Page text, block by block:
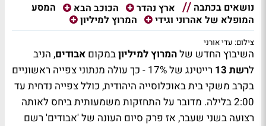
נושאים בכתבה ארץ נהדר הכוכב הבא
המסע
המופלא של אהרוני וגידי
המרוץ למיליון
צילום: עדי אורני
השיבוץ החדש שלהמרוץ למיליוןבמקום אבודים, הניב
לרשת 13
רייטינג של 17% - כך עולה מנתוני צפייה ראשוניים
בקרב משקי בית באוכלוסייה היהודית, כולל צפייה נדחית עד
2:00 בלילה. מדובר על התחזקות משמעותית ביחס לאותה
רצועה בשני שעבר, אז פרק סיום העונה של 'אבודים' רשם